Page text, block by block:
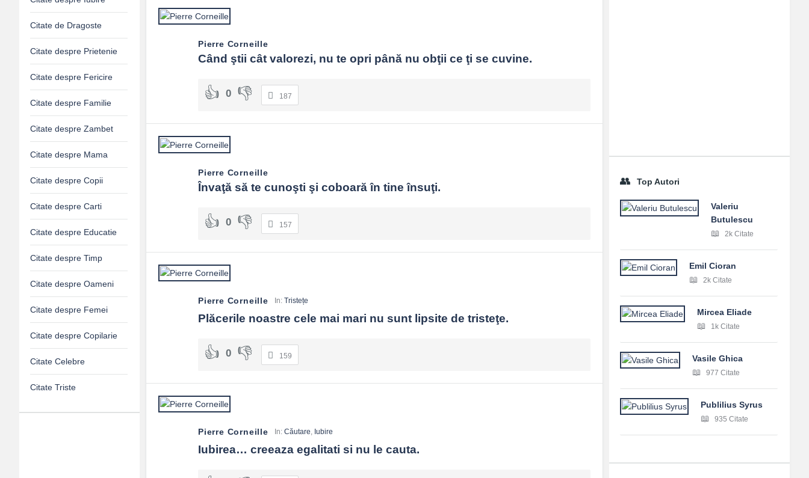
Pierre Corneille
Când ştii cât valorezi, nu te opri până nu obţii ce ţi se cuvine.
0 187
Pierre Corneille
Învaţă să te cunoşti şi coboară în tine însuţi.
0 157
Pierre Corneille In: Tristețe
Plăcerile noastre cele mai mari nu sunt lipsite de tristeţe.
0 159
Pierre Corneille In: Căutare, Iubire
Iubirea… creeaza egalitati si nu le cauta.
Top Autori
Valeriu
Butulescu
2k Citate
Emil Cioran
2k Citate
Mircea Eliade
1k Citate
Vasile Ghica
977 Citate
Publilius Syrus
935 Citate
Citate de Dragoste
Citate despre Prietenie
Citate despre Fericire
Citate despre Familie
Citate despre Zambet
Citate despre Mama
Citate despre Copii
Citate despre Carti
Citate despre Educatie
Citate despre Timp
Citate despre Oameni
Citate despre Femei
Citate despre Copilarie
Citate Celebre
Citate Triste